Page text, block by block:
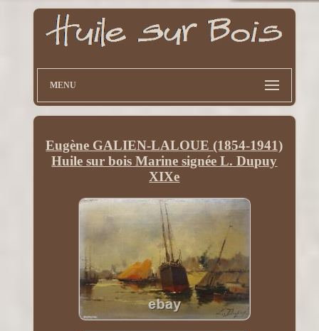
MENU
Eugène GALIEN-LALOUE (1854-1941)
Huile sur bois Marine signée L. Dupuy
XIXe